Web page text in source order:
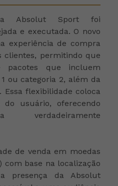
Absolut Sport foi
e executada. O novo
experiência de compra
clientes, permitindo que
pacotes que incluem
ou categoria 2, além da
Essa flexibilidade coloca
usuário, oferecendo
verdadeiramente
de venda em moedas
com base na localização
presença da Absolut